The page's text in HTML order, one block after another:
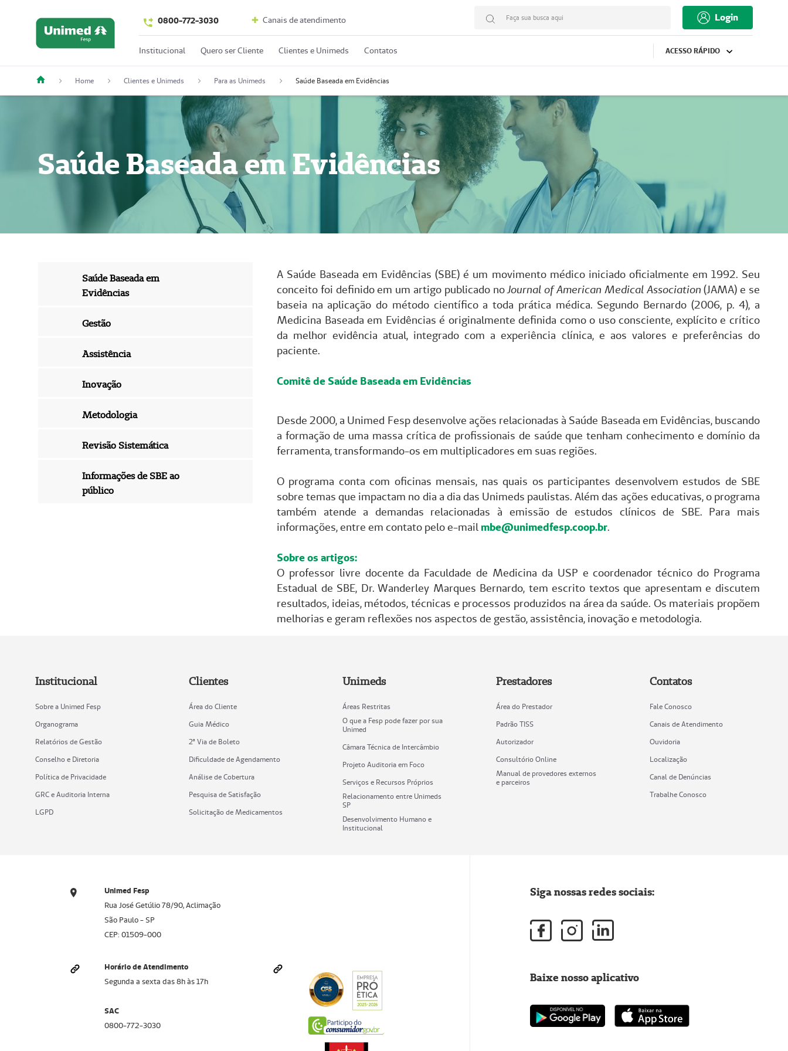
0800-772-3030 Canais de atendimento Faça sua busca aqui Login
Institucional Quero ser Cliente Clientes e Unimeds Contatos ACESSO RÁPIDO
Home Clientes e Unimeds Para as Unimeds Saúde Baseada em Evidências
Saúde Baseada em Evidências
Saúde Baseada em
Evidências
Gestão
Assistência
Inovação
Metodologia
Revisão Sistemática
Informações de SBE ao
público
A Saúde Baseada em Evidências (SBE) é um movimento médico iniciado oficialmente em 1992. Seu
conceito foi definido em um artigo publicado noJournal of American Medical Association(JAMA) e se
baseia na aplicação do método científico a toda prática médica. Segundo Bernardo (2006, p. 4), a
Medicina Baseada em Evidências é originalmente definida como o uso consciente, explícito e crítico
da melhor evidência atual, integrado com a experiência clínica, e aos valores e preferências do
paciente.
Comitê de Saúde Baseada em Evidências
Desde 2000, a Unimed Fesp desenvolve ações relacionadas à Saúde Baseada em Evidências, buscando
a formação de uma massa crítica de profissionais de saúde que tenham conhecimento e domínio da
ferramenta, transformando-os em multiplicadores em suas regiões.
O programa conta com oficinas mensais, nas quais os participantes desenvolvem estudos de SBE
sobre temas que impactam no dia a dia das Unimeds paulistas. Além das ações educativas, o programa
também atende a demandas relacionadas à emissão de estudos clínicos de SBE. Para mais
informações, entre em contato pelo e-mail mbe@unimedfesp.coop.br.
Sobre os artigos:
O professor livre docente da Faculdade de Medicina da USP e coordenador técnico do Programa
Estadual de SBE, Dr. Wanderley Marques Bernardo, tem escrito textos que apresentam e discutem
resultados, ideias, métodos, técnicas e processos produzidos na área da saúde. Os materiais propõem
melhorias e geram reflexões nos aspectos de gestão, assistência, inovação e metodologia.
Institucional
Sobre a Unimed Fesp
Organograma
Relatórios de Gestão
Conselho e Diretoria
Política de Privacidade
GRC e Auditoria Interna
LGPD
Clientes
Área do Cliente
Guia Médico
2ª Via de Boleto
Dificuldade de Agendamento
Análise de Cobertura
Pesquisa de Satisfação
Solicitação de Medicamentos
Unimeds
Áreas Restritas
O que a Fesp pode fazer por sua
Unimed
Câmara Técnica de Intercâmbio
Projeto Auditoria em Foco
Serviços e Recursos Próprios
Relacionamento entre Unimeds
SP
Desenvolvimento Humano e
Institucional
Prestadores
Área do Prestador
Padrão TISS
Autorizador
Consultório Online
Manual de provedores externos
e parceiros
Contatos
Fale Conosco
Canais de Atendimento
Ouvidoria
Localização
Canal de Denúncias
Trabalhe Conosco
Unimed Fesp
Rua José Getúlio 78/90, Aclimação
São Paulo - SP
CEP: 01509-000
Horário de Atendimento
Segunda a sexta das 8h às 17h
SAC
0800-772-3030
Siga nossas redes sociais:
Baixe nosso aplicativo